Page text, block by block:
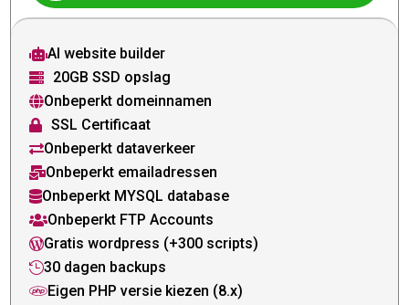
AI website builder
 20GB SSD opslag
Onbeperkt domeinnamen
 SSL Certificaat
Onbeperkt dataverkeer
Onbeperkt emailadressen
Onbeperkt MYSQL database
Onbeperkt FTP Accounts
Gratis wordpress (+300 scripts)
30 dagen backups
Eigen PHP versie kiezen (8.x)